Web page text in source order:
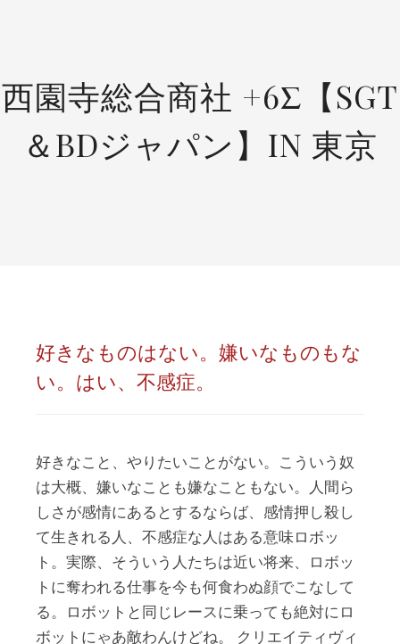
西園寺総合商社 +6Σ【SGT
＆BDジャパン】IN 東京
好きなものはない。嫌いなものもな
い。はい、不感症。
好きなこと、やりたいことがない。こういう奴
は大概、嫌いなことも嫌なこともない。人間ら
しさが感情にあるとするならば、感情押し殺し
て生きれる人、不感症な人はある意味ロボッ
ト。実際、そういう人たちは近い将来、ロボッ
トに奪われる仕事を今も何食わぬ顔でこなして
る。ロボットと同じレースに乗っても絶対にロ
ボットにゃあ敵わんけどね。 クリエイティヴィ